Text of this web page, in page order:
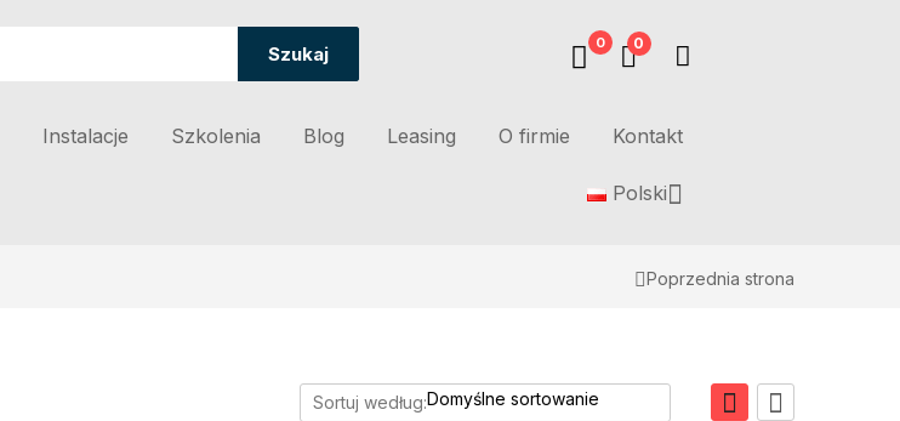
Szukaj 0 0
Instalacje Szkolenia Blog Leasing O firmie Kontakt
Polski
Poprzednia strona
Sortuj według: